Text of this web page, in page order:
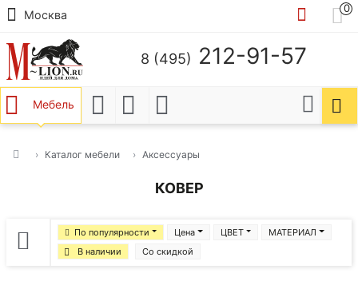
Москва
0
8 (495) 212-91-57
Мебель
Каталог мебели Аксессуары
КОВЕР
По популярности
Цена
В наличии
Со скидкой
ЦВЕТ МАТЕРИАЛ